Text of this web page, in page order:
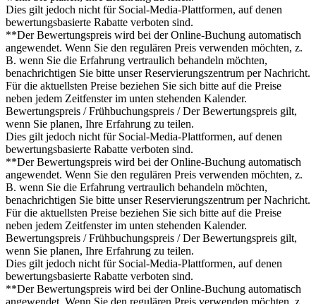
Dies gilt jedoch nicht für Social-Media-Plattformen, auf denen
bewertungsbasierte Rabatte verboten sind.
**Der Bewertungspreis wird bei der Online-Buchung automatisch
angewendet. Wenn Sie den regulären Preis verwenden möchten, z.
B. wenn Sie die Erfahrung vertraulich behandeln möchten,
benachrichtigen Sie bitte unser Reservierungszentrum per Nachricht.
Für die aktuellsten Preise beziehen Sie sich bitte auf die Preise
neben jedem Zeitfenster im unten stehenden Kalender.
Bewertungspreis / Frühbuchungspreis / Der Bewertungspreis gilt,
wenn Sie planen, Ihre Erfahrung zu teilen.
Dies gilt jedoch nicht für Social-Media-Plattformen, auf denen
bewertungsbasierte Rabatte verboten sind.
**Der Bewertungspreis wird bei der Online-Buchung automatisch
angewendet. Wenn Sie den regulären Preis verwenden möchten, z.
B. wenn Sie die Erfahrung vertraulich behandeln möchten,
benachrichtigen Sie bitte unser Reservierungszentrum per Nachricht.
Für die aktuellsten Preise beziehen Sie sich bitte auf die Preise
neben jedem Zeitfenster im unten stehenden Kalender.
Bewertungspreis / Frühbuchungspreis / Der Bewertungspreis gilt,
wenn Sie planen, Ihre Erfahrung zu teilen.
Dies gilt jedoch nicht für Social-Media-Plattformen, auf denen
bewertungsbasierte Rabatte verboten sind.
**Der Bewertungspreis wird bei der Online-Buchung automatisch
angewendet. Wenn Sie den regulären Preis verwenden möchten, z.